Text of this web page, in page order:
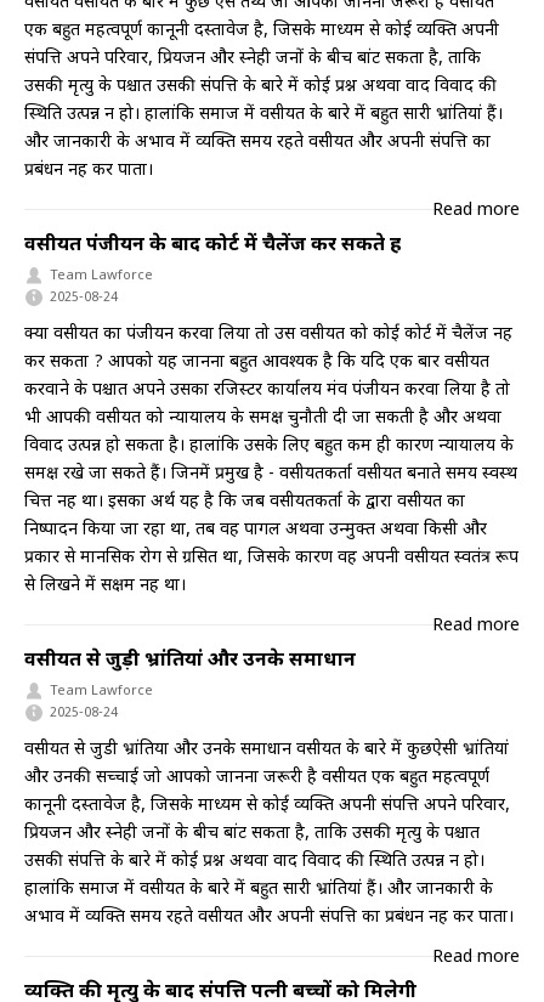
एक बहुत महत्वपूर्ण कानूनी दस्तावेज है, जिसके माध्यम से कोई व्यक्ति अपनी
संपत्ति अपने परिवार, प्रियजन और स्नेही जनों के बीच बांट सकता है, ताकि
उसकी मृत्यु के पश्चात उसकी संपत्ति के बारे में कोई प्रश्न अथवा वाद विवाद की
स्थिति उत्पन्न न हो। हालांकि समाज में वसीयत के बारे में बहुत सारी भ्रांतियां हैं।
और जानकारी के अभाव में व्यक्ति समय रहते वसीयत और अपनी संपत्ति का
प्रबंधन नहीं कर पाता।
Read more
वसीयत पंजीयन के बाद कोर्ट में चैलेंज कर सकते हैं
Team Lawforce
2025-08-24
क्या वसीयत का पंजीयन करवा लिया तो उस वसीयत को कोई कोर्ट में चैलेंज नहीं
कर सकता ? आपको यह जानना बहुत आवश्यक है कि यदि एक बार वसीयत
करवाने के पश्चात अपने उसका रजिस्टर कार्यालय मंव पंजीयन करवा लिया है तो
भी आपकी वसीयत को न्यायालय के समक्ष चुनौती दी जा सकती है और अथवा
विवाद उत्पन्न हो सकता है। हालांकि उसके लिए बहुत कम ही कारण न्यायालय के
समक्ष रखे जा सकते हैं। जिनमें प्रमुख है - वसीयतकर्ता वसीयत बनाते समय स्वस्थ
चित्त नहीं था। इसका अर्थ यह है कि जब वसीयतकर्ता के द्वारा वसीयत का
निष्पादन किया जा रहा था, तब वह पागल अथवा उन्मुक्त अथवा किसी और
प्रकार से मानसिक रोग से ग्रसित था, जिसके कारण वह अपनी वसीयत स्वतंत्र रूप
से लिखने में सक्षम नहीं था।
Read more
वसीयत से जुड़ी भ्रांतियां और उनके समाधान
Team Lawforce
2025-08-24
वसीयत से जुडी भ्रांतिया और उनके समाधान वसीयत के बारे में कुछऐसी भ्रांतियां
और उनकी सच्चाई जो आपको जानना जरूरी है वसीयत एक बहुत महत्वपूर्ण
कानूनी दस्तावेज है, जिसके माध्यम से कोई व्यक्ति अपनी संपत्ति अपने परिवार,
प्रियजन और स्नेही जनों के बीच बांट सकता है, ताकि उसकी मृत्यु के पश्चात
उसकी संपत्ति के बारे में कोई प्रश्न अथवा वाद विवाद की स्थिति उत्पन्न न हो।
हालांकि समाज में वसीयत के बारे में बहुत सारी भ्रांतियां हैं। और जानकारी के
अभाव में व्यक्ति समय रहते वसीयत और अपनी संपत्ति का प्रबंधन नहीं कर पाता।
Read more
व्यक्ति की मृत्यु के बाद संपत्ति पत्नी बच्चों को मिलेगी